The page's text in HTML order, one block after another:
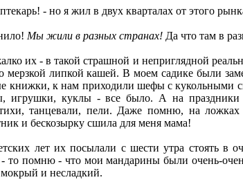
- но я жил в двух кварталах от этого
Мы жили в разных странах! Да что там в
их - в такой страшной и неприглядной
мерзкой липкой кашей. В моем садике были
книжки, к нам приходили шефы с кукольными
игрушки, куклы - все было. А на праздники
танцевали, пели. Даже помню, на
и бескозырку сшила для меня мама!
лет их посылали с шести утра стоять в
то помню - что мои мандарины были очень-
и несладкий.